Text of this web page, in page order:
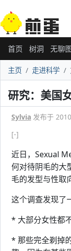
首页 树洞 无聊
主页 走进科学
研究：美国
Sylvia 发布于
[-]
近日，Sexual
何对待阴毛的大
毛的发型与性取
这个调查发现了
* 大部分女性都
* 那些完全剃掉